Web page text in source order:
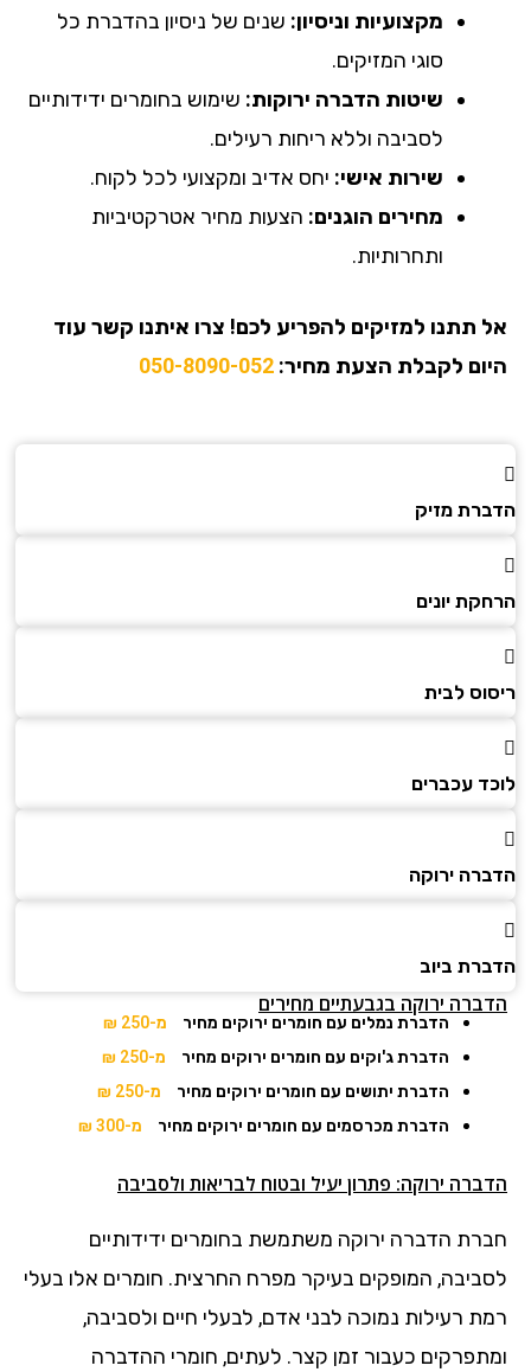
מקצועיות וניסיון: שנים של ניסיון בהדברת כל
סוגי המזיקים.
שיטות הדברה ירוקות: שימוש בחומרים ידידותיים
לסביבה וללא ריחות רעילים.
שירות אישי: יחס אדיב ומקצועי לכל לקוח.
מחירים הוגנים: הצעות מחיר אטרקטיביות
ותחרותיות.
אל תתנו למזיקים להפריע לכם! צרו איתנו קשר עוד
היום לקבלת הצעת מחיר: 050-8090-052
הדברת מזיק
הרחקת יונים
ריסוס לבית
לוכד עכברים
הדברה ירוקה
הדברת ביוב
הדברה ירוקה בגבעתיים מחירים
הדברת נמלים עם חומרים ירוקים מחיר
מ-250 ₪
הדברת ג'וקים עם חומרים ירוקים מחיר
מ-250 ₪
הדברת יתושים עם חומרים ירוקים מחיר
מ-250 ₪
הדברת מכרסמים עם חומרים ירוקים מחיר
מ-300 ₪
הדברה ירוקה: פתרון יעיל ובטוח לבריאות ולסביבה
חברת הדברה ירוקה משתמשת בחומרים ידידותיים
לסביבה, המופקים בעיקר מפרח החרצית. חומרים אלו בעלי
רמת רעילות נמוכה לבני אדם, לבעלי חיים ולסביבה,
ומתפרקים כעבור זמן קצר. לעתים, חומרי ההדברה